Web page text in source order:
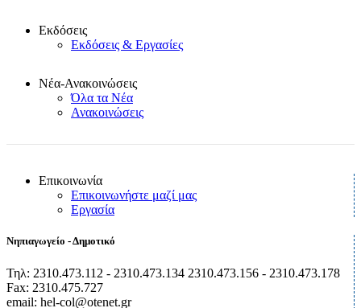
Εκδόσεις
Εκδόσεις & Εργασίες
Νέα-Ανακοινώσεις
Όλα τα Νέα
Ανακοινώσεις
Επικοινωνία
Επικοινωνήστε μαζί μας
Εργασία
Νηπιαγωγείο - Δημοτικό
Τηλ: 2310.473.112 - 2310.473.134 2310.473.156 - 2310.473.178
Fax: 2310.475.727
email: hel-col@otenet.gr